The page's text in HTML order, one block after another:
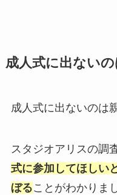
成人式に出ないの
成人式に出ないのは
スタジオアリスの調
式に参加してほしい
ぼることがわかりま